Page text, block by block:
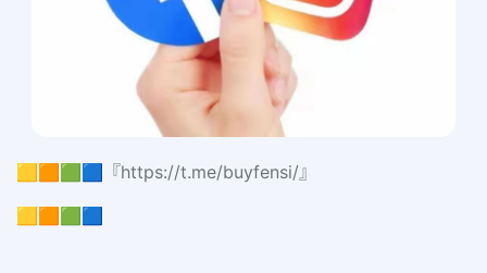
🟨🟧🟩🟦『https://t.me/buyfensi/』
🟨🟧🟩🟦